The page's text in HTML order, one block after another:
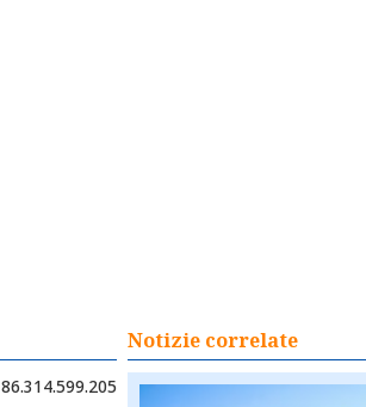
86.314.599.205
Notizie correlate